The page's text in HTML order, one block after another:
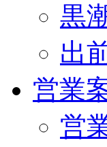
黒
出
営業
営